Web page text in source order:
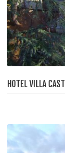
HOTEL VILLA